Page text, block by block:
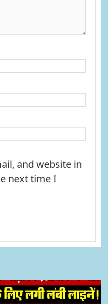
and website in
next time I